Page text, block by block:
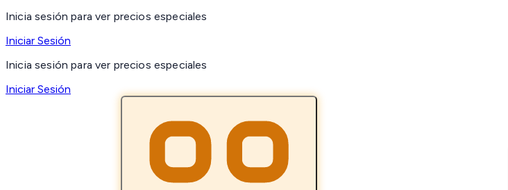
Inicia sesión para ver precios especiales
Iniciar Sesión
Inicia sesión para ver precios especiales
Iniciar Sesión